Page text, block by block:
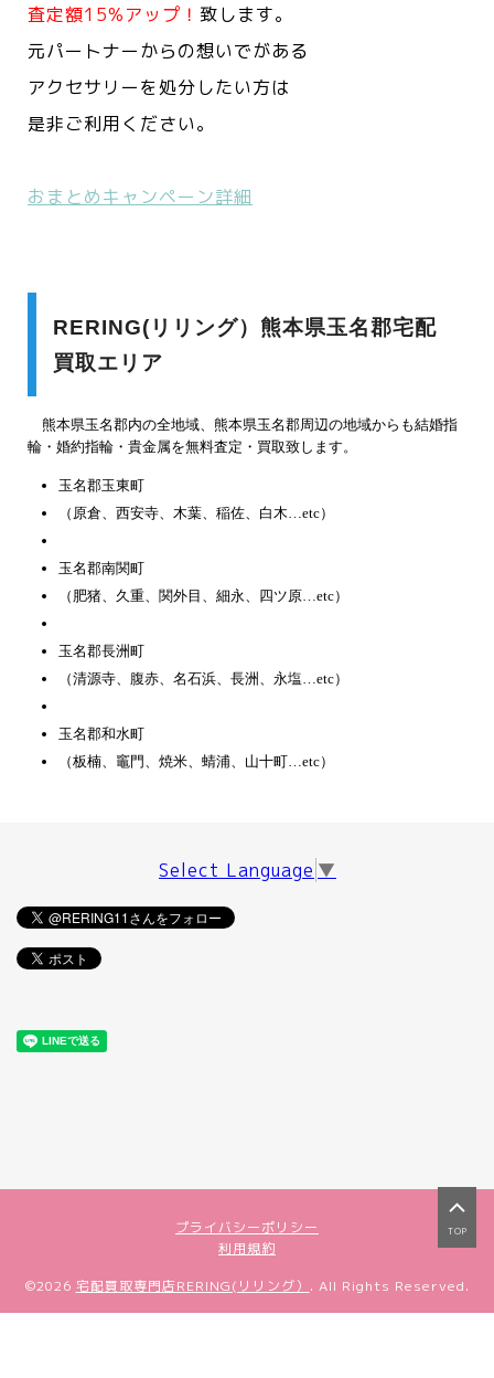
査定額15%アップ！ 致します。
元パートナーからの想いでがある
アクセサリーを処分したい方は
是非ご利用ください。
おまとめキャンペーン詳細
RERING(リリング）熊本県玉名郡宅配
買取エリア
熊本県玉名郡内の全地域、熊本県玉名郡周辺の地域からも結婚指
輪・婚約指輪・貴金属を無料査定・買取致します。
玉名郡玉東町
（原倉、西安寺、木葉、稲佐、白木…etc）
玉名郡南関町
（肥猪、久重、関外目、細永、四ツ原…etc）
玉名郡長洲町
（清源寺、腹赤、名石浜、長洲、永塩…etc）
玉名郡和水町
（板楠、竈門、焼米、蜻浦、山十町…etc）
Select Language ▼
プライバシーポリシー
利用規約
TOP
©2026 宅配買取専門店RERING(リリング） . All Rights Reserved.